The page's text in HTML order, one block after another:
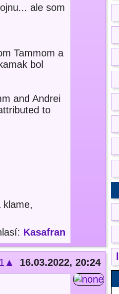
ale som
Tammom a
bol
and Andrei
to
klame,
Kasafran
1▲
16.03.2022, 20:24